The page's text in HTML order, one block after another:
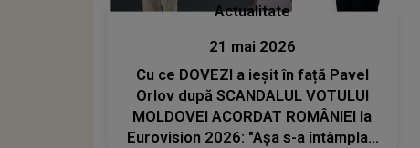
Actualitate
21 mai 2026
Cu ce DOVEZI a ieșit în față Pavel
Orlov după SCANDALUL VOTULUI
MOLDOVEI ACORDAT ROMÂNIEI la
Eurovision 2026: "Așa s-a întâmplat!